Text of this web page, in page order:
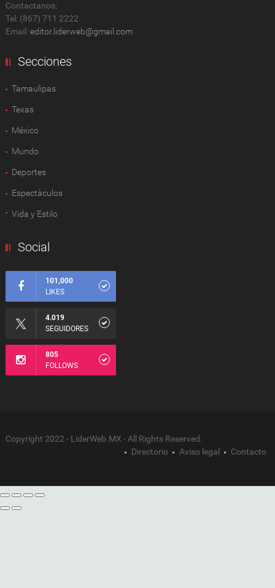
Contactanos:
Tel: (867) 711 2222
Email: editor.liderweb@gmail.com
Secciones
Tamaulipas
Texas
México
Mundo
Deportes
Espectàculos
Vida y Estilo
Social
101,000
LIKES
4.019
SEGUIDORES
805
FOLLOWS
Copyright 2022 - LiderWeb.MX - All Rights Reserved.
Directorio
Aviso legal Contacto